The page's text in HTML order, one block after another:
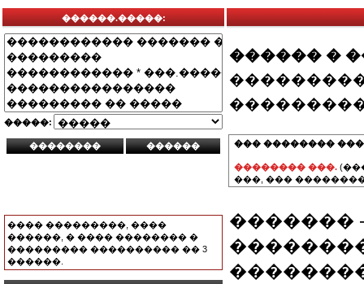
������.�����:
�����:
���� ���������, ����
������, � ���� �������� �
��������� ���������� �� 3
������.
������ �
��� ��������
�������� ���.
���, ���
�������